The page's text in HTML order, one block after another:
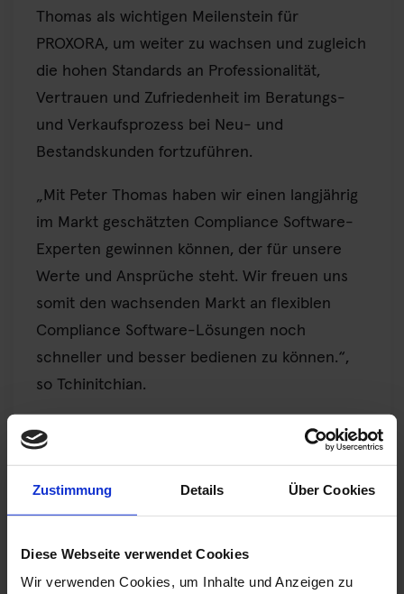
Zustimmung Details Über Cookies
Diese Webseite verwendet Cookies
Wir verwenden Cookies, um Inhalte und Anzeigen zu
Thomas als wichtigen Meilenstein für
PROXORA, um weiter zu wachsen und zugleich
die hohen Standards an Professionalität,
Vertrauen und Zufriedenheit im Beratungs-
und Verkaufsprozess bei Neu- und
Bestandskunden fortzuführen.
„Mit Peter Thomas haben wir einen langjährig
im Markt geschätzten Compliance Software-
Experten gewinnen können, der für unsere
Werte und Ansprüche steht. Wir freuen uns
somit den wachsenden Markt an flexiblen
Compliance Software-Lösungen noch
schneller und besser bedienen zu können.“,
so Tchinitchian.
Peter Thomas wird nach einer gründlichen
Einarbeitung Kunden in Deutschland,
Österreich und der Schweiz (DACH) bedienen
Solutions Day) und Berlin (DICO-Forum) vor
Ort sein.